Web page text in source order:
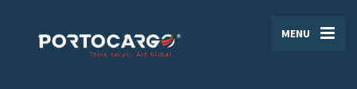
MENU